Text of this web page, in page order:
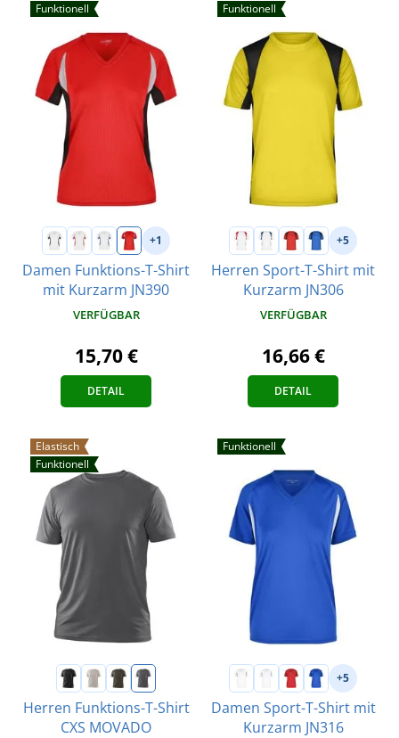
Funktionell
+1
Damen Funktions-T-Shirt
mit Kurzarm JN390
VERFÜGBAR
15,70 €
DETAIL
Funktionell
+5
Herren Sport-T-Shirt mit
Kurzarm JN306
VERFÜGBAR
16,66 €
DETAIL
Elastisch
Funktionell
Herren Funktions-T-Shirt
CXS MOVADO
Funktionell
+5
Damen Sport-T-Shirt mit
Kurzarm JN316